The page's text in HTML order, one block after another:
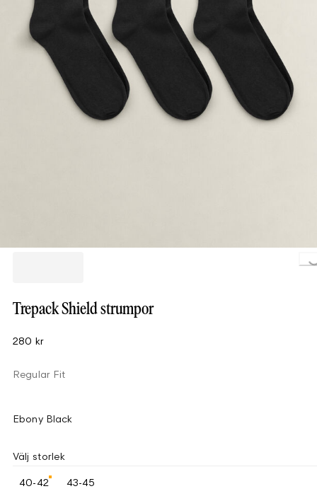
Trepack Shield strumpor
280 kr
Regular Fit
Ebony Black
Välj storlek
40-42 43-45